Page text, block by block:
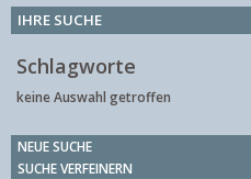
IHRE SUCHE
Schlagworte
keine Auswahl getroffen
NEUE SUCHE
SUCHE VERFEINERN